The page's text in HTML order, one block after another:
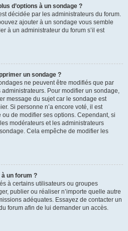
d’options à un sondage ?
décidée par les administrateurs du forum.
ajouter à un sondage vous semble
à un administrateur du forum s’il est
un sondage ?
ne peuvent être modifiés que par
administrateurs. Pour modifier un sondage,
message du sujet car le sondage est
Si personne n’a encore voté, il est
de modifier ses options. Cependant, si
modérateurs et les administrateurs
Cela empêche de modifier les
un forum ?
à certains utilisateurs ou groupes
publier ou réaliser n’importe quelle autre
adéquates. Essayez de contacter un
forum afin de lui demander un accès.